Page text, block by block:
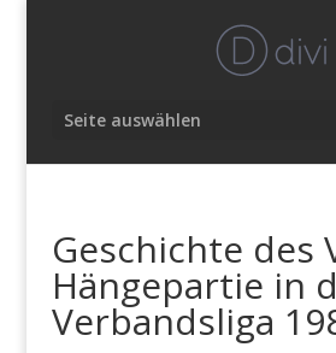
Seite auswählen
Geschichte des
Hängepartie in
Verbandsliga